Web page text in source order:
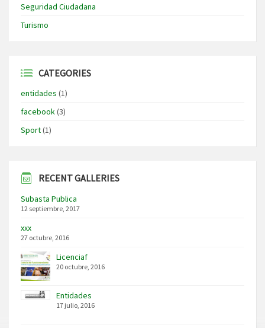
Seguridad Ciudadana
Turismo
CATEGORIES
entidades (1)
facebook(3)
Sport(1)
RECENT GALLERIES
Subasta Publica
12 septiembre, 2017
xxx
27 octubre, 2016
Licenciaf
20 octubre, 2016
Entidades
17 julio, 2016